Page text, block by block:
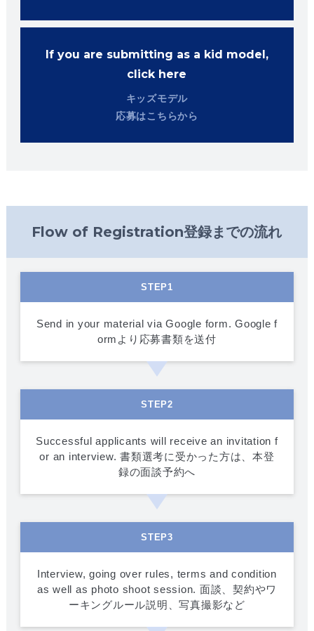
If you are submitting as a kid model,
click here
キッズモデル
応募はこちらから
Flow of Registration登録までの流れ
STEP1
Send in your material via Google form. Google f
ormより応募書類を送付
STEP2
Successful applicants will receive an invitation f
or an interview. 書類選考に受かった方は、本登
録の面談予約へ
STEP3
Interview, going over rules, terms and condition
as well as photo shoot session. 面談、契約やワ
ーキングルール説明、写真撮影など